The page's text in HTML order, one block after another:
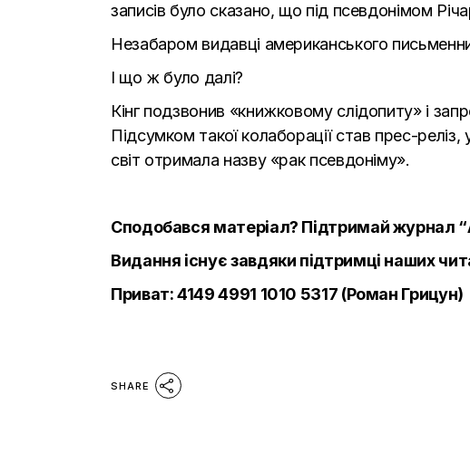
записів було сказано, що під псевдонімом
Незабаром видавці американського
І що ж було далі?
Кінг подзвонив «книжковому слідопиту» і
Підсумком такої колаборації став прес-
світ отримала назву «рак псевдоніму».
Сподобався матеріал? Підтримай журнал
Видання існує завдяки підтримці наших
Приват: 4149 4991 1010 5317 (Роман Грицун)
SHARE